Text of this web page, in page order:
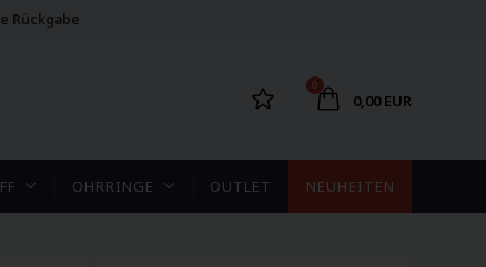
Rückgabe
0
0,00 EUR
OHRRINGE OUTLET NEUHEITEN